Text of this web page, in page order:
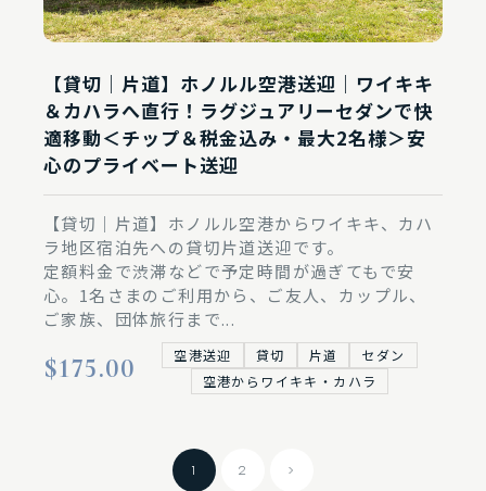
【貸切｜片道】ホノルル空港送迎｜ワイキキ
＆カハラへ直行！ラグジュアリーセダンで快
適移動＜チップ＆税金込み・最大2名様＞安
心のプライベート送迎
【貸切｜片道】ホノルル空港からワイキキ、カハ
ラ地区宿泊先への貸切片道送迎です。
定額料金で渋滞などで予定時間が過ぎてもで安
心。1名さまのご利用から、ご友人、カップル、
ご家族、団体旅行まで...
$175.00 空港送迎 貸切 片道
セダン
空港からワイキキ・カハラ
1 2 >